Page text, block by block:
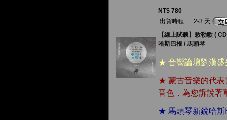
NT$ 780
出貨時程:
2-3 天
【線上試聽】敕勒歌 (
哈斯巴根 / 馬頭琴
★ 音響論壇劉漢盛
★ 蒙古音樂的代表
音色，為您訴說著
★ 馬頭琴新銳哈斯